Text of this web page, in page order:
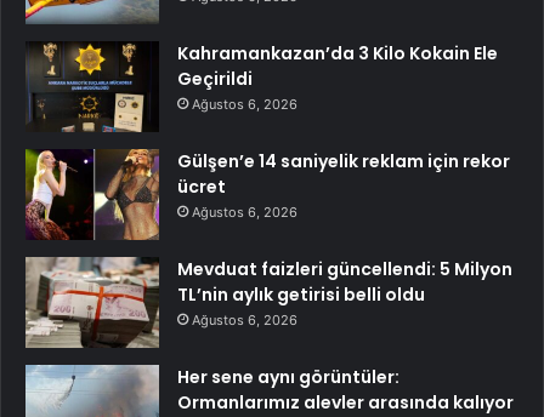
Kahramankazan’da 3 Kilo Kokain Ele
Geçirildi
Ağustos 6, 2026
Gülşen’e 14 saniyelik reklam için rekor
ücret
Ağustos 6, 2026
Mevduat faizleri güncellendi: 5 Milyon
TL’nin aylık getirisi belli oldu
Ağustos 6, 2026
Her sene aynı görüntüler:
Ormanlarımız alevler arasında kalıyor